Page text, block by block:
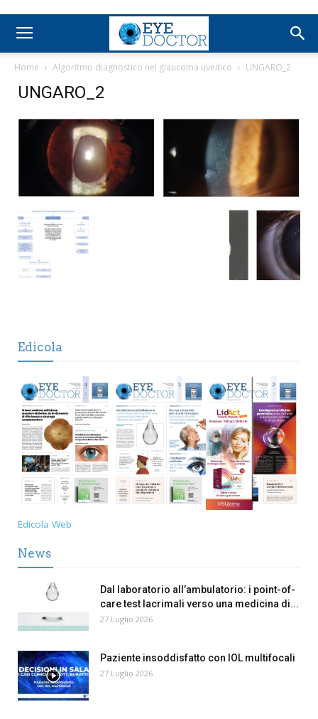
Home Algoritmo diagnostico nel glaucoma uveitico UNGARO_2
UNGARO_2
Edicola
Edicola Web
News
Dal laboratorio all’ambulatorio: i point-of-
care test lacrimali verso una medicina di...
27 Luglio 2026
Paziente insoddisfatto con IOL multifocali
27 Luglio 2026